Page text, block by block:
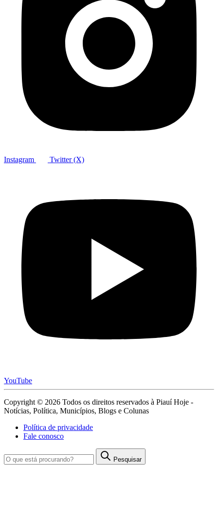
Instagram Twitter (X)
YouTube
Copyright © 2026 Todos os direitos reservados à Piauí Hoje -
Notícias, Política, Municípios, Blogs e Colunas
Política de privacidade
Fale conosco
Pesquisar